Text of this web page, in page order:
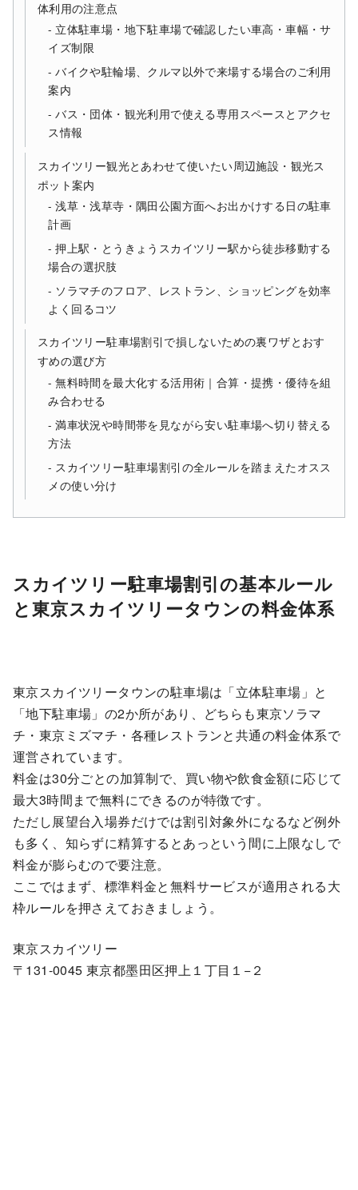
体利用の注意点
立体駐車場・地下駐車場で確認したい車高・車幅・サ
イズ制限
バイクや駐輪場、クルマ以外で来場する場合のご利用
案内
バス・団体・観光利用で使える専用スペースとアクセ
ス情報
スカイツリー観光とあわせて使いたい周辺施設・観光ス
ポット案内
浅草・浅草寺・隅田公園方面へお出かけする日の駐車
計画
押上駅・とうきょうスカイツリー駅から徒歩移動する
場合の選択肢
ソラマチのフロア、レストラン、ショッピングを効率
よく回るコツ
スカイツリー駐車場割引で損しないための裏ワザとおす
すめの選び方
無料時間を最大化する活用術｜合算・提携・優待を組
み合わせる
満車状況や時間帯を見ながら安い駐車場へ切り替える
方法
スカイツリー駐車場割引の全ルールを踏まえたオスス
メの使い分け
スカイツリー駐車場割引の基本ルール
と東京スカイツリータウンの料金体系
東京スカイツリータウンの駐車場は「立体駐車場」と
「地下駐車場」の2か所があり、どちらも東京ソラマ
チ・東京ミズマチ・各種レストランと共通の料金体系で
運営されています。
料金は30分ごとの加算制で、買い物や飲食金額に応じて
最大3時間まで無料にできるのが特徴です。
ただし展望台入場券だけでは割引対象外になるなど例外
も多く、知らずに精算するとあっという間に上限なしで
料金が膨らむので要注意。
ここではまず、標準料金と無料サービスが適用される大
枠ルールを押さえておきましょう。
東京スカイツリー
〒131-0045 東京都墨田区押上１丁目１−２